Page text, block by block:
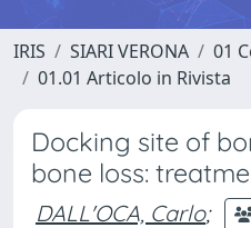
IRIS SIARI VERONA
01
01.01 Articolo in Rivista
Docking site of
bone loss:
DALL'OCA, Carlo;